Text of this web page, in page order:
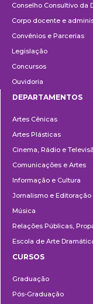
Conselho Consultivo da
Corpo docente e
Convênios e Parcerias
Legislação
Concursos
Ouvidoria
DEPARTAMENTOS
Artes Cênicas
Artes Plásticas
Cinema, Rádio e
Comunicações e Artes
Informação e Cultura
Jornalismo e Editoração
Música
Relações Públicas,
Escola de Arte
CURSOS
Graduação
Pós-Graduação